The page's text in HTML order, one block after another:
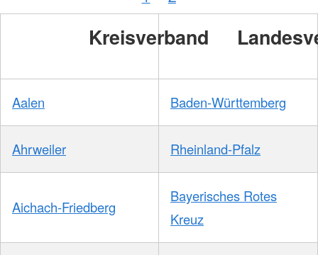
Kreisverband
Aalen Baden-Württemberg
Ahrweiler Rheinland-Pfalz
Aichach-Friedberg
Bayerisches Rotes
Kreuz